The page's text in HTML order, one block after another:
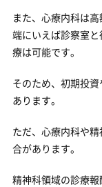
また、心療内科は
端にいえば診察室
療は可能です。
そのため、初期投
あります。
ただ、心療内科や
合があります。
精神科領域の診療